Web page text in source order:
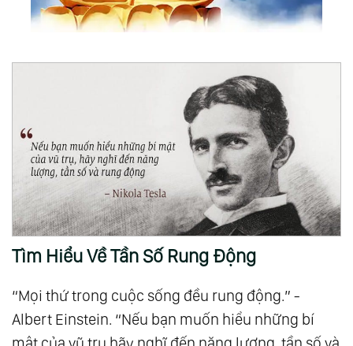
Tìm Hiểu Về Tần Số Rung Động
“Mọi thứ trong cuộc sống đều rung động.” -
Albert Einstein. “Nếu bạn muốn hiểu những bí